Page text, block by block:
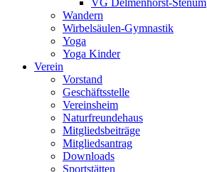
VG Delmenhorst-Stenum
Wandern
Wirbelsäulen-Gymnastik
Yoga
Yoga Kinder
Verein
Vorstand
Geschäftsstelle
Vereinsheim
Naturfreundehaus
Mitgliedsbeiträge
Mitgliedsantrag
Downloads
Sportstätten